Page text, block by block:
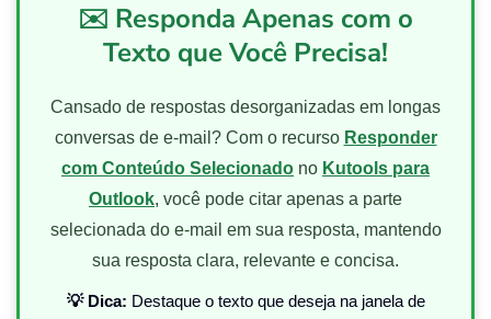
✉️ Responda Apenas com o
Texto que Você Precisa!
Cansado de respostas desorganizadas em longas
conversas de e-mail? Com o recurso Responder
com Conteúdo Selecionado no Kutools para
Outlook, você pode citar apenas a parte
selecionada do e-mail em sua resposta, mantendo
sua resposta clara, relevante e concisa.
💡 Dica: Destaque o texto que deseja na janela de